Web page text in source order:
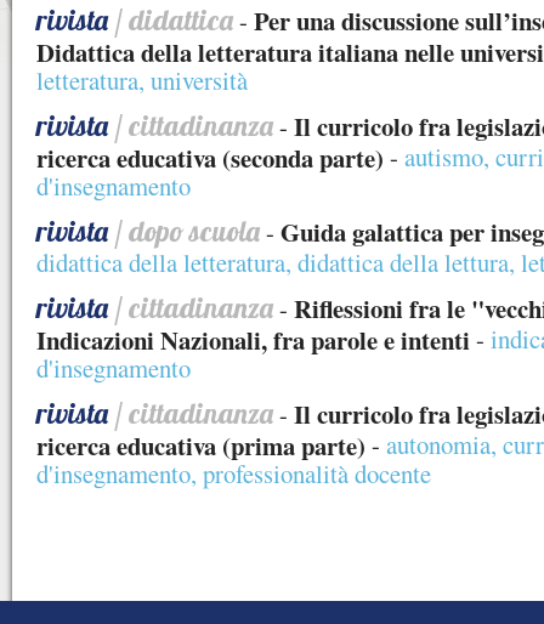
rivista/ didattica- Per una discussione
Didattica della letteratura italiana nelle
letteratura, università
rivista/ cittadinanza- Il curricolo fra
ricerca educativa (seconda parte) - autismo,
d'insegnamento
rivista/ dopo scuola- Guida galattica per
didattica della letteratura, didattica della lettura,
rivista/ cittadinanza- Riflessioni fra le
Indicazioni Nazionali, fra parole e intenti -
d'insegnamento
rivista/ cittadinanza- Il curricolo fra
ricerca educativa (prima parte) - autonomia,
d'insegnamento, professionalità docente